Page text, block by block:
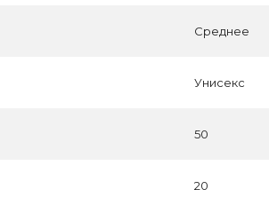
Среднее
Унисекс
50
20